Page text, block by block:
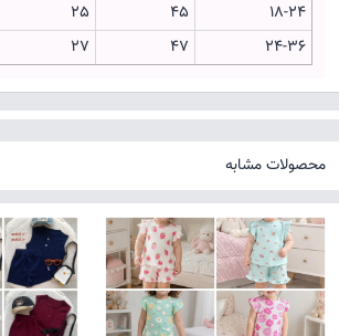
18-24
45
25
24-36
47
27
محصولات مشابه